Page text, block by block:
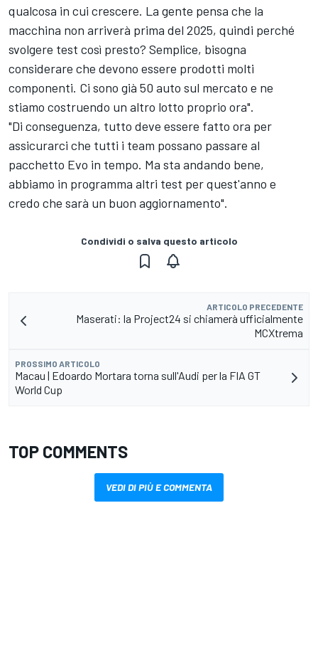
qualcosa in cui crescere. La gente pensa che la
macchina non arriverà prima del 2025, quindi perché
svolgere test così presto? Semplice, bisogna
considerare che devono essere prodotti molti
componenti. Ci sono già 50 auto sul mercato e ne
stiamo costruendo un altro lotto proprio ora".
"Di conseguenza, tutto deve essere fatto ora per
assicurarci che tutti i team possano passare al
pacchetto Evo in tempo. Ma sta andando bene,
abbiamo in programma altri test per quest'anno e
credo che sarà un buon aggiornamento".
Condividi o salva questo articolo
ARTICOLO PRECEDENTE
Maserati: la Project24 si chiamerà ufficialmente
MCXtrema
PROSSIMO ARTICOLO
Macau | Edoardo Mortara torna sull'Audi per la FIA GT
World Cup
TOP COMMENTS
VEDI DI PIÙ E COMMENTA